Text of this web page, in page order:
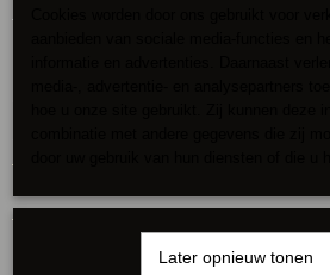
Top 62 cm lengte
Later opnieuw tonen